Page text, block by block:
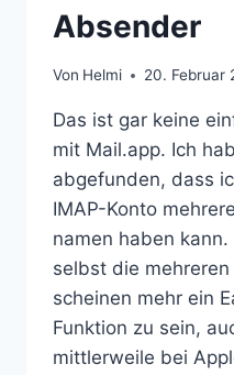
Absender
Von Helmi 20. Februar
Das ist gar keine
mit Mail.app. Ich
abgefunden, dass
IMAP-Konto
namen haben
selbst die
scheinen mehr ein
Funktion zu sein,
mittlerweile bei